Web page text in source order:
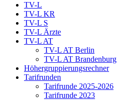
TV-L
TV-L KR
TV-L S
TV-L Ärzte
TV-L AT
TV-L AT Berlin
TV-L AT Brandenburg
Höhergruppierungsrechner
Tarifrunden
Tarifrunde 2025-2026
Tarifrunde 2023